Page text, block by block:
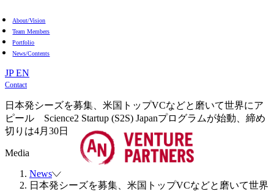
About/Vision
Team Members
Portfolio
News/Contents
JPEN
Contact
日本発シーズを募集、米国トップVCなどと磨いて世界にア
ピール Science2 Startup (S2S) Japanプログラムが始動、締め
切りは4月30日
Media
News
日本発シーズを募集、米国トップVCなどと磨いて世界